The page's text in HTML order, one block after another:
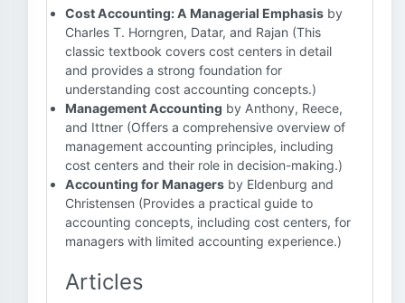
Cost Accounting: A Managerial Emphasis by
Charles T. Horngren, Datar, and Rajan (This
classic textbook covers cost centers in detail
and provides a strong foundation for
understanding cost accounting concepts.)
Management Accounting by Anthony, Reece,
and Ittner (Offers a comprehensive overview of
management accounting principles, including
cost centers and their role in decision-making.)
Accounting for Managers by Eldenburg and
Christensen (Provides a practical guide to
accounting concepts, including cost centers, for
managers with limited accounting experience.)
Articles